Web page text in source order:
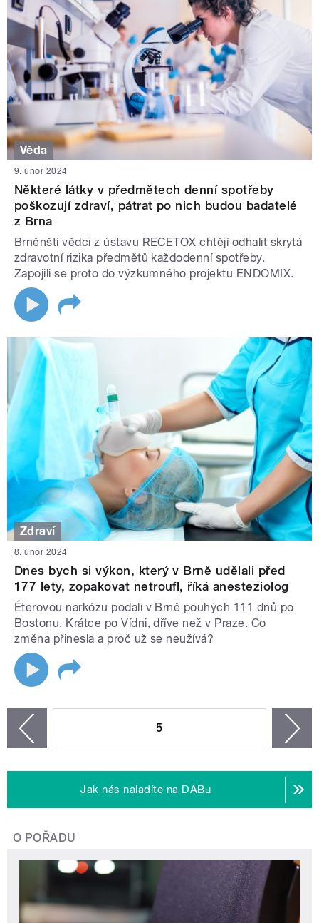
Věda
9. únor 2024
Některé látky v předmětech denní spotřeby
poškozují zdraví, pátrat po nich budou badatelé
z Brna
Brněnští vědci z ústavu RECETOX chtějí odhalit skrytá
zdravotní rizika předmětů každodenní spotřeby.
Zapojili se proto do výzkumného projektu ENDOMIX.
Zdraví
8. únor 2024
Dnes bych si výkon, který v Brně udělali před
177 lety, zopakovat netroufl, říká anesteziolog
Éterovou narkózu podali v Brně pouhých 111 dnů po
Bostonu. Krátce po Vídni, dříve než v Praze. Co
změna přinesla a proč už se neužívá?
5
Jak nás naladíte na DABu
O POŘADU